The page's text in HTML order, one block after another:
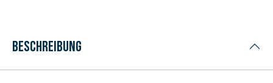
Beschreibung